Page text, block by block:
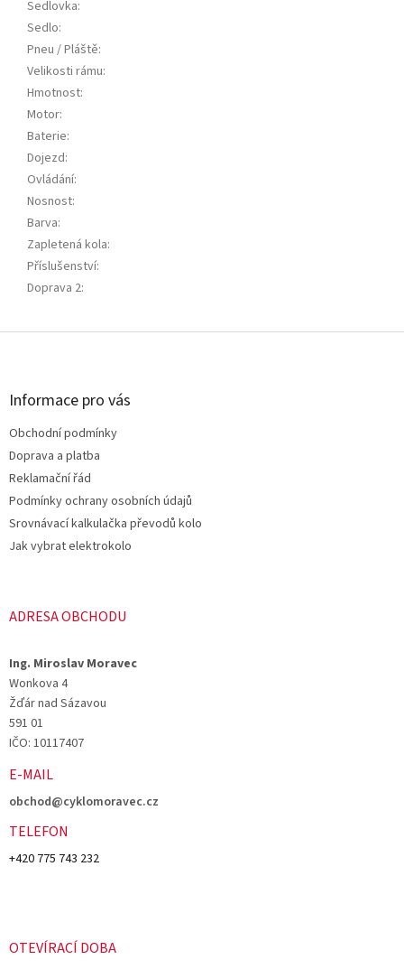
Sedlovka:
Sedlo:
Pneu / Pláště:
Velikosti rámu:
Hmotnost:
Motor:
Baterie:
Dojezd:
Ovládání:
Nosnost:
Barva:
Zapletená kola:
Příslušenství:
Doprava 2:
Z
Informace pro vás
Obchodní podmínky
Doprava a platba
Reklamační řád
Podmínky ochrany osobních údajů
Srovnávací kalkulačka převodů kolo
Jak vybrat elektrokolo
ADRESA OBCHODU
Ing. Miroslav Moravec
Wonkova 4
Žďár nad Sázavou
591 01
IČO: 10117407
E-MAIL
obchod@cyklomoravec.cz
TELEFON
+420 775 743 232
OTEVÍRACÍ DOBA